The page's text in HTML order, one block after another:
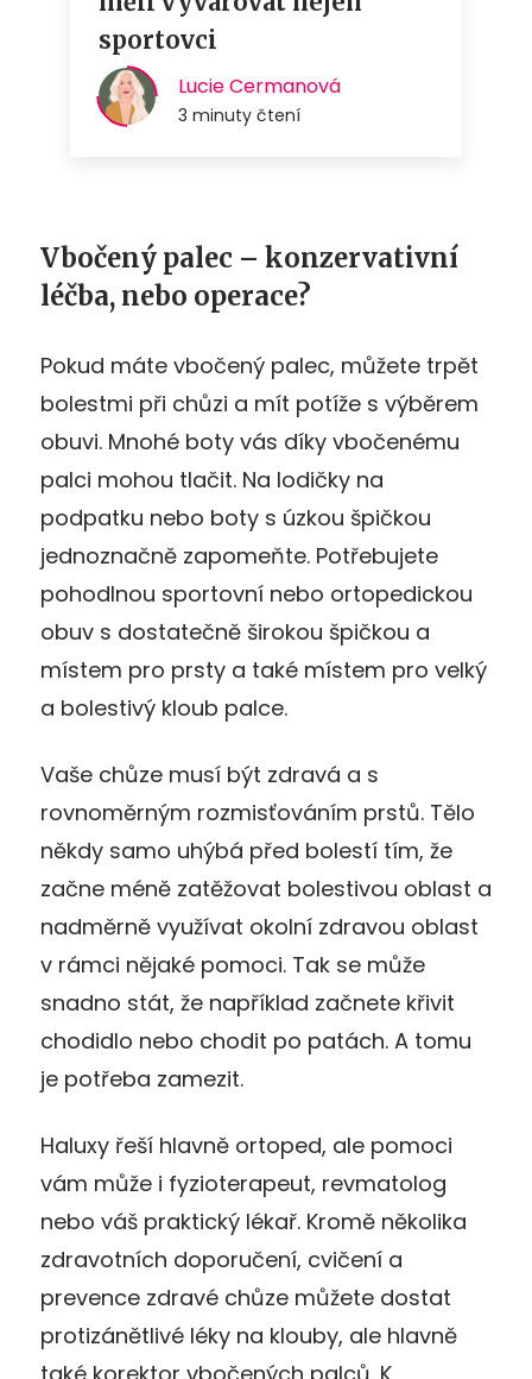
Vbočený palec – konzervativní
léčba, nebo operace?
Pokud máte vbočený palec, můžete trpět
bolestmi při chůzi a mít potíže s výběrem
obuvi. Mnohé boty vás díky vbočenému
palci mohou tlačit. Na lodičky na
podpatku nebo boty s úzkou špičkou
jednoznačně zapomeňte. Potřebujete
pohodlnou sportovní nebo ortopedickou
obuv s dostatečně širokou špičkou a
místem pro prsty a také místem pro velký
a bolestivý kloub palce.
Vaše chůze musí být zdravá a s
rovnoměrným rozmisťováním prstů. Tělo
někdy samo uhýbá před bolestí tím, že
začne méně zatěžovat bolestivou oblast a
nadměrně využívat okolní zdravou oblast
v rámci nějaké pomoci. Tak se může
snadno stát, že například začnete křivit
chodidlo nebo chodit po patách. A tomu
je potřeba zamezit.
Haluxy řeší hlavně ortoped, ale pomoci
vám může i fyzioterapeut, revmatolog
nebo váš praktický lékař. Kromě několika
zdravotních doporučení, cvičení a
prevence zdravé chůze můžete dostat
protizánětlivé léky na klouby, ale hlavně